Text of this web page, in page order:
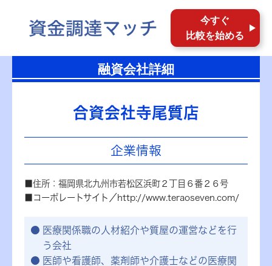
今すぐ
比較を始める
融資会社詳細
合資会社寺尾質店
企業情報
■住所：福岡県北九州市若松区浜町２丁目６番２６号
■コーポレートサイト／http://www.teraoseven.com/
医療関係職の人材紹介や質屋の運営などを行
う会社
医師や看護師、薬剤師や介護士などの医療関